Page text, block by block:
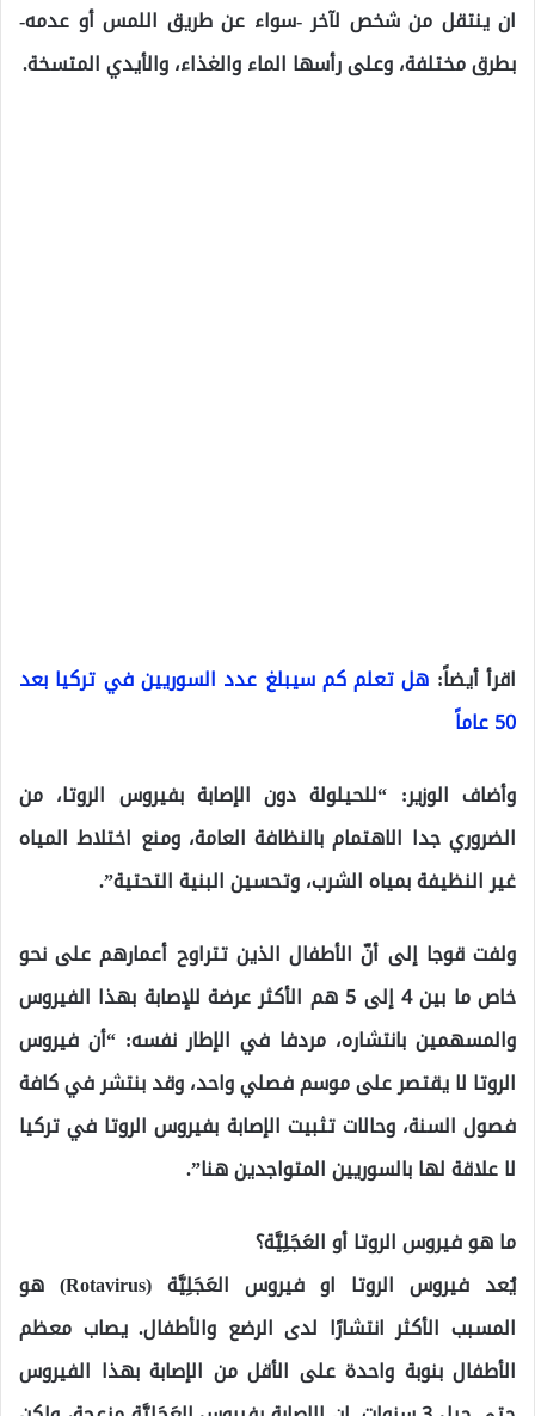
ان ينتقل من شخص لآخر -سواء عن طريق اللمس أو عدمه-
بطرق مختلفة، وعلى رأسها الماء والغذاء، والأيدي المتسخة.
اقرأ أيضاً: هل تعلم كم سيبلغ عدد السوريين في تركيا بعد
50 عاماً
وأضاف الوزير: “للحيلولة دون الإصابة بفيروس الروتا، من
الضروري جدا الاهتمام بالنظافة العامة، ومنع اختلاط المياه
غير النظيفة بمياه الشرب، وتحسين البنية التحتية”.
ولفت قوجا إلى أنّ الأطفال الذين تتراوح أعمارهم على نحو
خاص ما بين 4 إلى 5 هم الأكثر عرضة للإصابة بهذا الفيروس
والمسهمين بانتشاره، مردفا في الإطار نفسه: “أن فيروس
الروتا لا يقتصر على موسم فصلي واحد، وقد بنتشر في كافة
فصول السنة، وحالات تثبيت الإصابة بفيروس الروتا في تركيا
لا علاقة لها بالسوريين المتواجدين هنا”.
ما هو فيروس الروتا أو العَجَلِيَّة؟
يُعد فيروس الروتا او فيروس العَجَلِيَّة (Rotavirus) هو
المسبب الأكثر انتشارًا لدى الرضع والأطفال. يصاب معظم
الأطفال بنوبة واحدة على الأقل من الإصابة بهذا الفيروس